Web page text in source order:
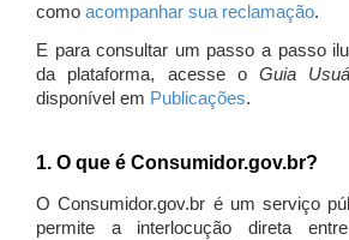
como acompanhar sua reclamação.
E para consultar um passo a passo
da plataforma, acesse oGuia
disponível em Publicações.
1. O que é Consumidor.gov.br?
O Consumidor.gov.br é um serviço
permite a interlocução direta